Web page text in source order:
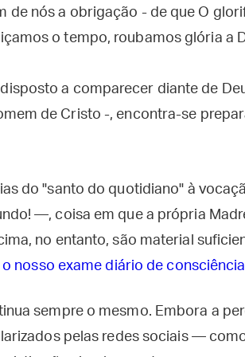
de nós a obrigação - de que O
o tempo, roubamos glória a
a comparecer diante de
de Cristo -, encontra-se
do "santo do quotidiano" à
—, coisa em que a própria
no entanto, são material
o nosso exame diário de consciência
sempre o mesmo. Embora a
pelas redes sociais —